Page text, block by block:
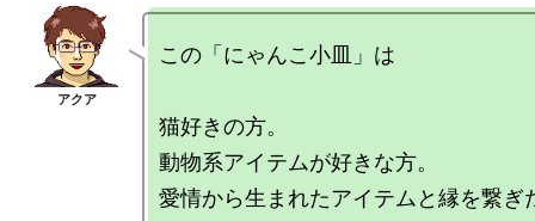
この「にゃんこ小皿」は
猫好きの方。
動物系アイテムが好きな方。
愛情から生まれたアイテムと縁を繋ぎ